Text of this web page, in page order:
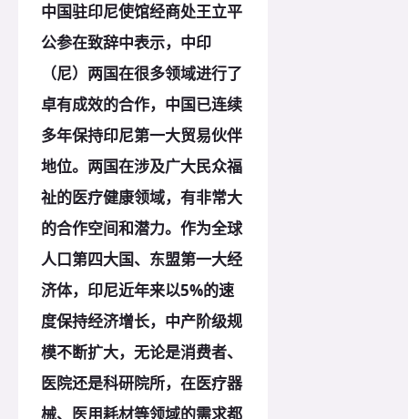
中国驻印尼使馆经商处王立平
公参在致辞中表示，中印
（尼）两国在很多领域进行了
卓有成效的合作，中国已连续
多年保持印尼第一大贸易伙伴
地位。两国在涉及广大民众福
祉的医疗健康领域，有非常大
的合作空间和潜力。作为全球
人口第四大国、东盟第一大经
济体，印尼近年来以5%的速
度保持经济增长，中产阶级规
模不断扩大，无论是消费者、
医院还是科研院所，在医疗器
械、医用耗材等领域的需求都